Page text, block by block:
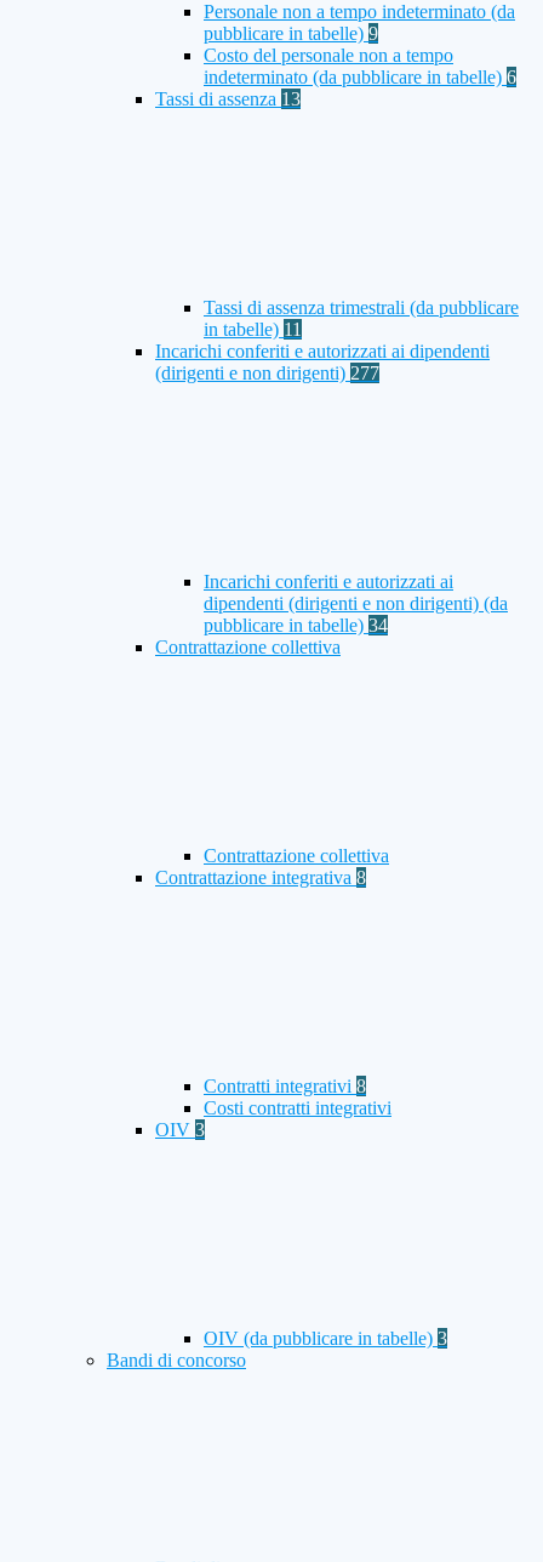
Personale non a tempo indeterminato (da
pubblicare in tabelle) 9
Costo del personale non a tempo
indeterminato (da pubblicare in tabelle) 6
Tassi di assenza 13
Tassi di assenza trimestrali (da pubblicare
in tabelle) 11
Incarichi conferiti e autorizzati ai dipendenti
(dirigenti e non dirigenti) 277
Incarichi conferiti e autorizzati ai
dipendenti (dirigenti e non dirigenti) (da
pubblicare in tabelle) 34
Contrattazione collettiva
Contrattazione collettiva
Contrattazione integrativa 8
Contratti integrativi 8
Costi contratti integrativi
OIV 3
OIV (da pubblicare in tabelle) 3
Bandi di concorso